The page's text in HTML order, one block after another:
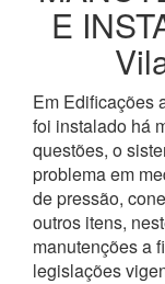
E
Em Edificações
foi instalado há
questões, o
problema em
de pressão,
outros itens,
manutenções a
legislações